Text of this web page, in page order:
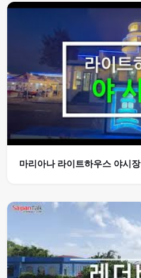
마리아나 라이트하우스 야시장